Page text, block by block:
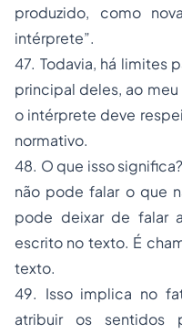
produzido, como
intérprete”.
47. Todavia, há limites
principal deles, ao
o intérprete deve
normativo.
48. O que isso
não pode falar o que
pode deixar de falar
escrito no texto. É
texto.
49. Isso implica no
atribuir os sentidos